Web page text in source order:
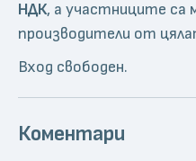
НДК, а участниците са
производители от
Вход свободен.
Коментари